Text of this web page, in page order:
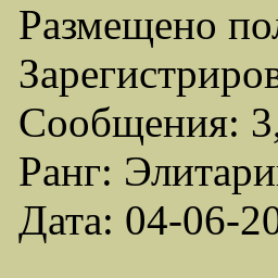
Размещено
Сообщения:
Ранг:
Дата: 04-06-